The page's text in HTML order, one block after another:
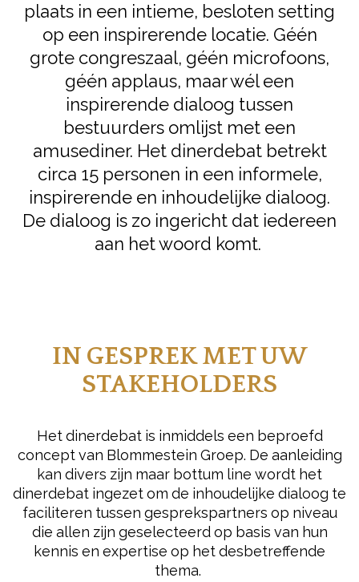
plaats in een intieme, besloten setting
op een inspirerende locatie. Géén
grote congreszaal, géén microfoons,
géén applaus, maar wél een
inspirerende dialoog tussen
bestuurders omlijst met een
amusediner. Het dinerdebat betrekt
circa 15 personen in een informele,
inspirerende en inhoudelijke dialoog.
De dialoog is zo ingericht dat iedereen
aan het woord komt.
IN GESPREK MET UW
STAKEHOLDERS
Het dinerdebat is inmiddels een beproefd
concept van Blommestein Groep. De aanleiding
kan divers zijn maar bottum line wordt het
dinerdebat ingezet om de inhoudelijke dialoog te
faciliteren tussen gesprekspartners op niveau
die allen zijn geselecteerd op basis van hun
kennis en expertise op het desbetreffende
thema.